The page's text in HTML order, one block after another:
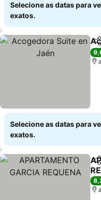
Selecione as datas para
exatos.
Selecione as datas para
exatos.